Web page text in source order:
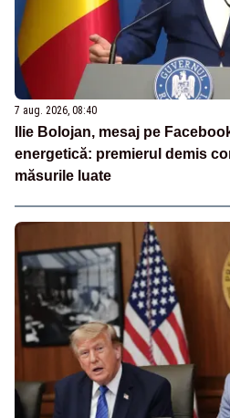
7 aug. 2026, 08:40
Ilie Bolojan, mesaj pe
energetică: premierul demis
măsurile luate